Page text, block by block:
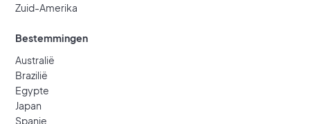
Zuid-Amerika
Bestemmingen
Australië
Brazilië
Egypte
Japan
Spanje